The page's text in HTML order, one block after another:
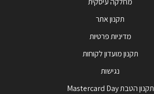
תקנון אתר
מדיניות פרטיות
תקנון מועדון לקוחות
נגישות
תקנון הטבת Mastercard Day